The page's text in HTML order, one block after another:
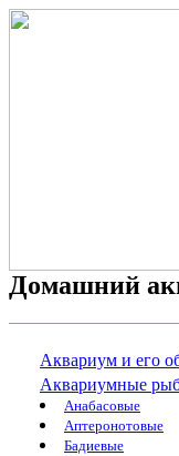
Домашний
Аквариум и его
Аквариумные
Анабасовые
Аптеронотовые
Бадиевые